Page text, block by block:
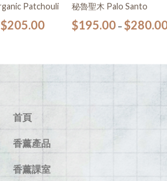
Patchouli
$205.00
秘魯聖木 Palo Santo
$195.00– $
首頁
香薰產品
香薰課室